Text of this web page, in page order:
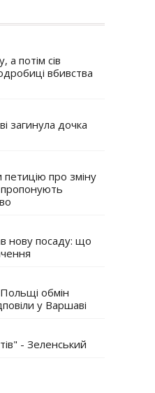
а потім сів
вбивства
загинула дочка
петицію про зміну
пропонують
нову посаду: що
обмін
у Варшаві
- Зеленський